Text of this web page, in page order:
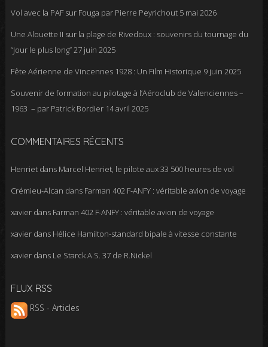
Vol avec la PAF sur Fouga par Pierre Peyrichout 5 mai 2026
Une Alouette II sur la plage de Rivedoux : souvenirs du tournage du
“Jour le plus long”27 juin 2025
Fête Aérienne de Vincennes 1928 : Un Film Historique 9 juin 2025
Souvenir de formation au pilotage à l’Aéroclub de Valenciennes –
1963 – par Patrick Bordier 14 avril 2025
COMMENTAIRES RÉCENTS
Henrietdans Marcel Henriet, le pilote aux 33 500 heures de vol
Crémieu-Alcan dans Farman 402 F-ANFY : véritable avion de voyage
xavierdans Farman 402 F-ANFY : véritable avion de voyage
xavierdans Hélice Hamilton-standard bipale à vitesse constante
xavierdans Le Starck A.S. 37 de R.Nickel
FLUX RSS
RSS - Articles